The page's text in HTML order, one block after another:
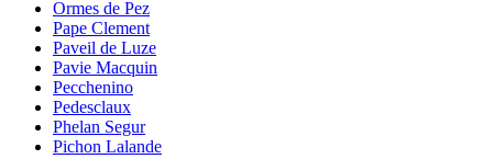
Ormes de Pez
Pape Clement
Paveil de Luze
Pavie Macquin
Pecchenino
Pedesclaux
Phelan Segur
Pichon Lalande